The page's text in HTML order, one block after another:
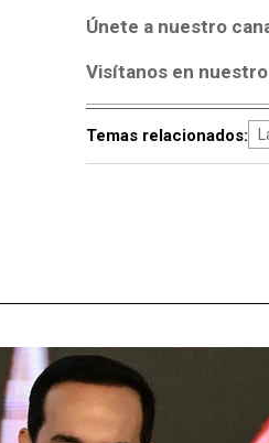
Únete a nuestro
Visítanos en
Temas relacionados: